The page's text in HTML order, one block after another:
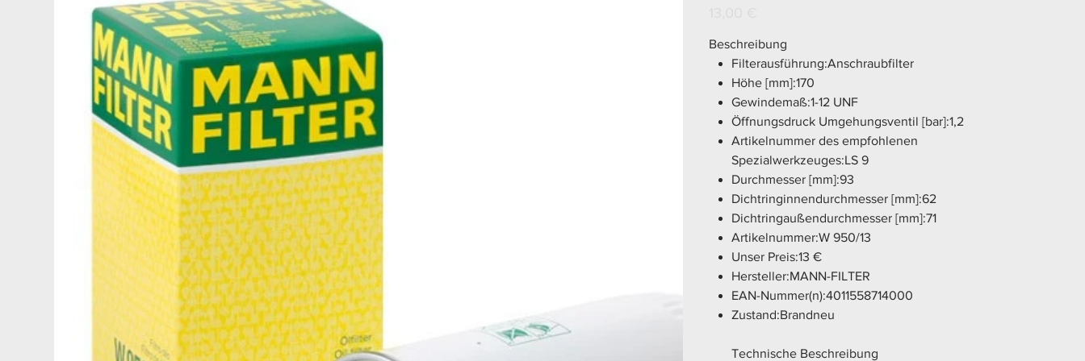
Beschreibung
Filterausführung:Anschraubfilter
Höhe [mm]:170
Gewindemaß:1-12 UNF
Öffnungsdruck Umgehungsventil [bar]:1,2
Artikelnummer des empfohlenen
Spezialwerkzeuges:LS 9
Durchmesser [mm]:93
Dichtringinnendurchmesser [mm]:62
Dichtringaußendurchmesser [mm]:71
Artikelnummer:W 950/13
Unser Preis:13 €
Hersteller:MANN-FILTER
EAN-Nummer(n):4011558714000
Zustand:Brandneu
Technische Beschreibung